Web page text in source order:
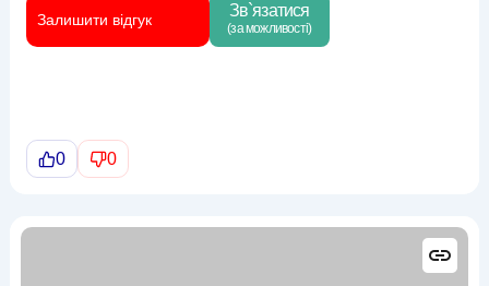
Залишити відгук Зв`язатися
(за можливості)
0 0